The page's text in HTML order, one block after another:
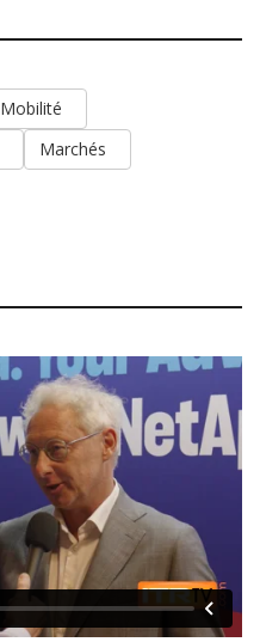
Mobilité
Marchés